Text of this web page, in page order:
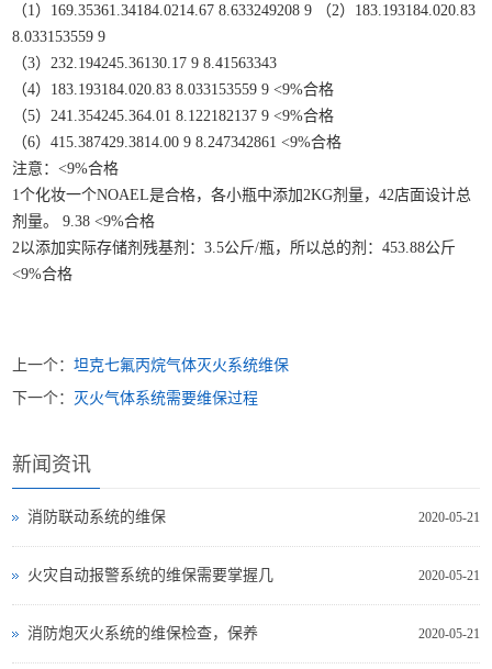
（1）169.35361.34184.0214.67 8.633249208 9 （2）183.193184.020.83
8.033153559 9
（3）232.194245.36130.17 9 8.41563343
（4）183.193184.020.83 8.033153559 9 <9%合格
（5）241.354245.364.01 8.122182137 9 <9%合格
（6）415.387429.3814.00 9 8.247342861 <9%合格
注意：<9%合格
1个化妆一个NOAEL是合格，各小瓶中添加2KG剂量，42店面设计总
剂量。 9.38 <9%合格
2以添加实际存储剂残基剂：3.5公斤/瓶，所以总的剂：453.88公斤
<9%合格
上一个：坦克七氟丙烷气体灭火系统维保
下一个： 灭火气体系统需要维保过程
新闻资讯
2020-05-21
消防联动系统的维保
2020-05-21
火灾自动报警系统的维保需要掌握几
2020-05-21
消防炮灭火系统的维保检查，保养